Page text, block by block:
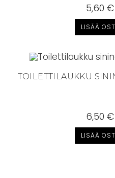
5,60 €
LISÄÄ
TOILETTILAUKKU
6,50 €
LISÄÄ